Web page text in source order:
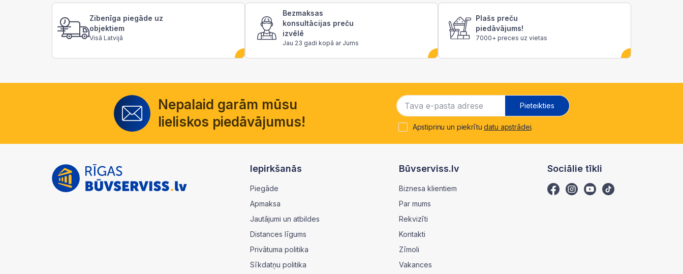
Zibenīga piegāde uz
objektiem
Visā Latvijā
Bezmaksas
konsultācijas preču
izvēlē
Jau 23 gadi kopā ar Jums
Plašs preču
piedāvājums!
7000+ preces uz vietas
Nepalaid garām mūsu
lieliskos piedāvājumus!
Pieteikties
Apstiprinu un piekrītudatu apstrādei.
Iepirkšanās
Piegāde
Apmaksa
Jautājumi un atbildes
Distances līgums
Privātuma politika
Sīkdatņu politika
Būvserviss.lv
Biznesa klientiem
Par mums
Rekvizīti
Kontakti
Zīmoli
Vakances
Sociālie tīkli